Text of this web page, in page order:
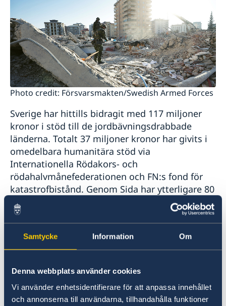
Samtycke Information Om
Denna webbplats använder cookies
Vi använder enhetsidentifierare för att anpassa innehållet
och annonserna till användarna, tillhandahålla funktioner
Photo credit: Försvarsmakten/Swedish Armed Forces
Sverige har hittills bidragit med 117 miljoner
kronor i stöd till de jordbävningsdrabbade
länderna. Totalt 37 miljoner kronor har givits i
omedelbara humanitära stöd via
Internationella Rödakors- och
rödahalvmånefederationen och FN:s fond för
katastrofbistånd. Genom Sida har ytterligare 80
miljoner kronor gått till FN-organisationer,
Svenska Röda Korset och Islamic Relief Sweden.
De stödjer med bränsle, matpaket, logi,
sjukvård och ambulanser på plats i Syrien.
Myndigheten för samhällsskydd och beredskap
sjukvårdspersonal, sök- och räddningsteam,
hundar och familjetält.